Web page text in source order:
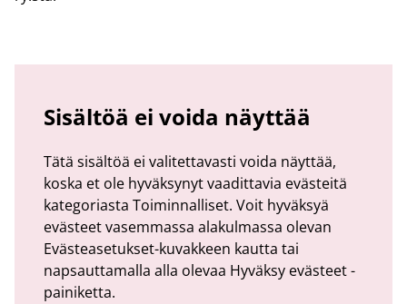
Sisältöä ei voida näyttää
Tätä sisältöä ei valitettavasti voida näyttää,
koska et ole hyväksynyt vaadittavia evästeitä
kategoriasta Toiminnalliset. Voit hyväksyä
evästeet vasemmassa alakulmassa olevan
Evästeasetukset-kuvakkeen kautta tai
napsauttamalla alla olevaa Hyväksy evästeet -
painiketta.